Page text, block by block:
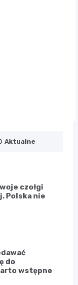
Aktualne
czołgi
Polska nie
do
wstępne